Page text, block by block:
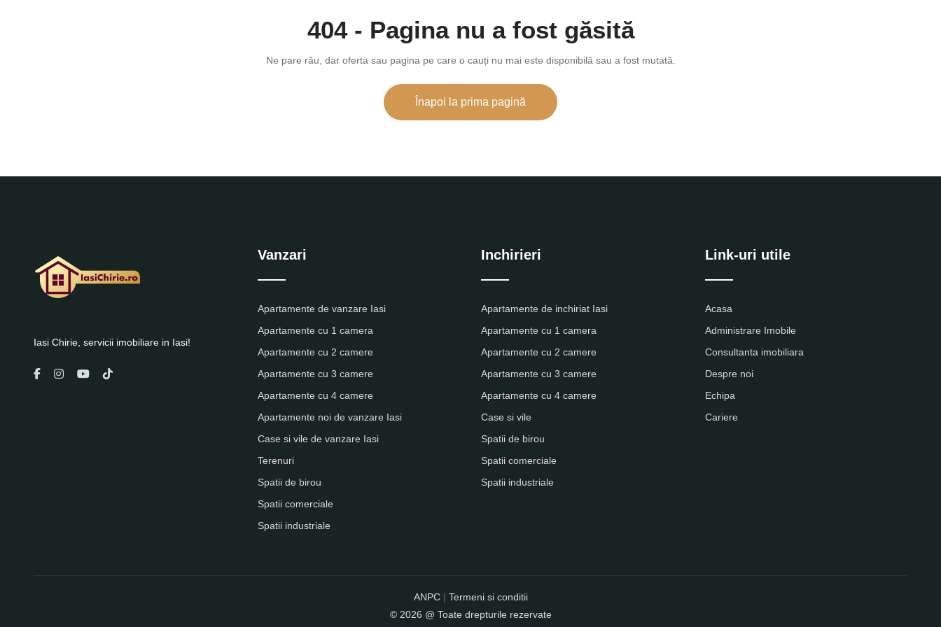
404 - Pagina nu a fost găsită
Ne pare rău, dar oferta sau pagina pe care o cauți nu mai este disponibilă sau a fost mutată.
Înapoi la prima pagină
Iasi Chirie, servicii imobiliare in Iasi!
Vanzari
Apartamente de vanzare Iasi
Apartamente cu 1 camera
Apartamente cu 2 camere
Apartamente cu 3 camere
Apartamente cu 4 camere
Apartamente noi de vanzare Iasi
Case si vile de vanzare Iasi
Terenuri
Spatii de birou
Spatii comerciale
Spatii industriale
Inchirieri
Apartamente de inchiriat Iasi
Apartamente cu 1 camera
Apartamente cu 2 camere
Apartamente cu 3 camere
Apartamente cu 4 camere
Case si vile
Spatii de birou
Spatii comerciale
Spatii industriale
Link-uri utile
Acasa
Administrare Imobile
Consultanta imobiliara
Despre noi
Echipa
Cariere
ANPC| Termeni si conditii
© 2026 @ Toate drepturile rezervate